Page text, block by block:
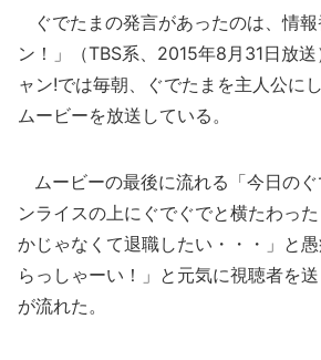
ぐでたまの発言があったのは、情報
ン！」（TBS系、2015年8月31日放
ャン!では毎朝、ぐでたまを主人公に
ムービーを放送している。
ムービーの最後に流れる「今日の
ンライスの上にぐでぐでと横たわっ
かじゃなくて退職したい・・・」と
らっしゃーい！」と元気に視聴者を
が流れた。